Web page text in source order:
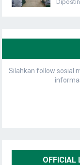
Silahkan follow sosial
OFFICIAL